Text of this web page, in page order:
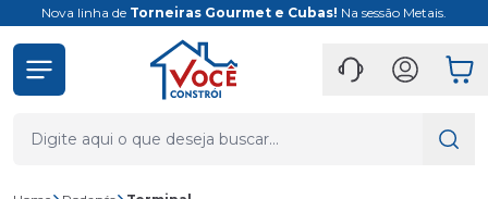
Nova linha de Torneiras Gourmet e Cubas! Na sessão Metais.